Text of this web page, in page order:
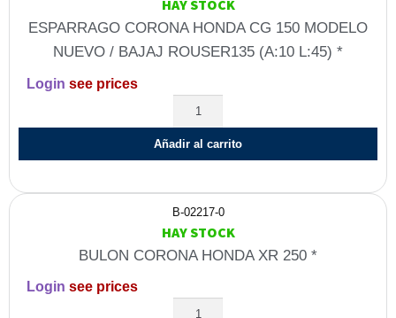
HAY STOCK
ESPARRAGO CORONA HONDA CG 150 MODELO
NUEVO / BAJAJ ROUSER135 (A:10 L:45) *
Login see prices
Añadir al carrito
B-02217-0
HAY STOCK
BULON CORONA HONDA XR 250 *
Login see prices